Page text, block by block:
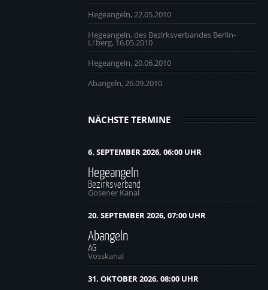
Hegeangeln, 22.05.2010
Hegeangeln, des Bezirksverbandes Berlin-
Li'berg, 16.05.2010
Hegeangeln, 20.06.2010
Abangeln, 26.09.2010
NÄCHSTE TERMINE
6. SEPTEMBER 2026, 06:00 UHR
Hegeangeln
Bezirksverband
Gosener Kanal
20. SEPTEMBER 2026, 07:00 UHR
Abangeln
AG
Vosskanal
31. OKTOBER 2026, 08:00 UHR